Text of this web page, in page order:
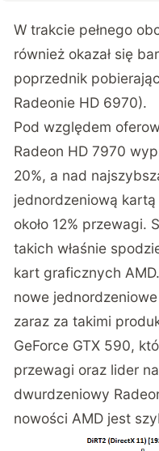
W trakcie pełnego
również okazał się
poprzednik
Radeonie HD 6970).
Pod względem
Radeon HD 7970
20%, a nad
jednordzeniową kartą
około 12% przewagi.
takich właśnie
kart graficznych
nowe
zaraz za takimi
GeForce GTX 590,
przewagi oraz lider
dwurdzeniowy
nowości AMD jest